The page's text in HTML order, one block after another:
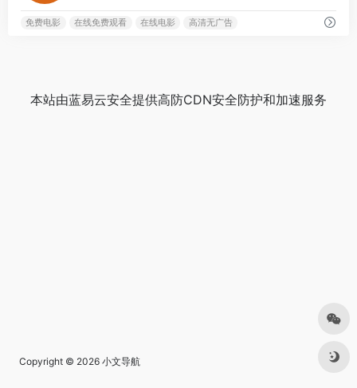
免费电影 在线免费观看 在线电影 高清无广告
本站由蓝易云安全提供高防CDN安全防护和加速服务
Copyright © 2026 小文导航